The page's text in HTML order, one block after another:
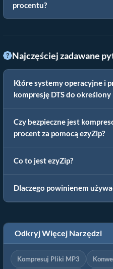
procentu?
Najczęściej zadawane
Które systemy operacyjne i
kompresję DTS do określony
Czy bezpieczne jest
procent za pomocą ezyZip?
Co to jest ezyZip?
Dlaczego powinienem
Odkryj Więcej Narzędzi
Kompresuj Pliki MP3